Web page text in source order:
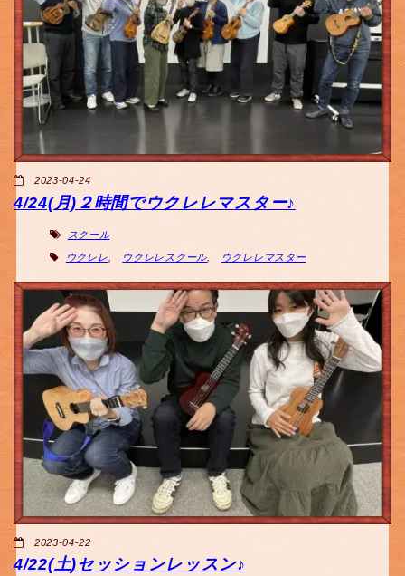
2023-04-24
4/24(月)２時間でウクレレマスター♪
スクール
ウクレレ ウクレレスクール, ウクレレマスター
2023-04-22
4/22(土)セッションレッスン♪